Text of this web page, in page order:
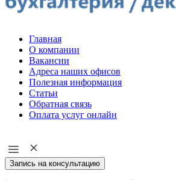
Главная
О компании
Вакансии
Адреса наших офисов
Полезная информация
Статьи
Обратная связь
Оплата услуг онлайн
Запись на консультацию